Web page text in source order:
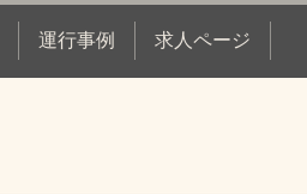
運行事例 求人ページ